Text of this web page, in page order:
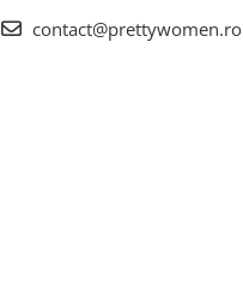
contact@prettywomen.ro